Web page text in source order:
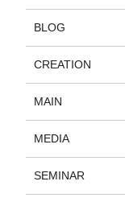
BLOG
CREATION
MAIN
MEDIA
SEMINAR